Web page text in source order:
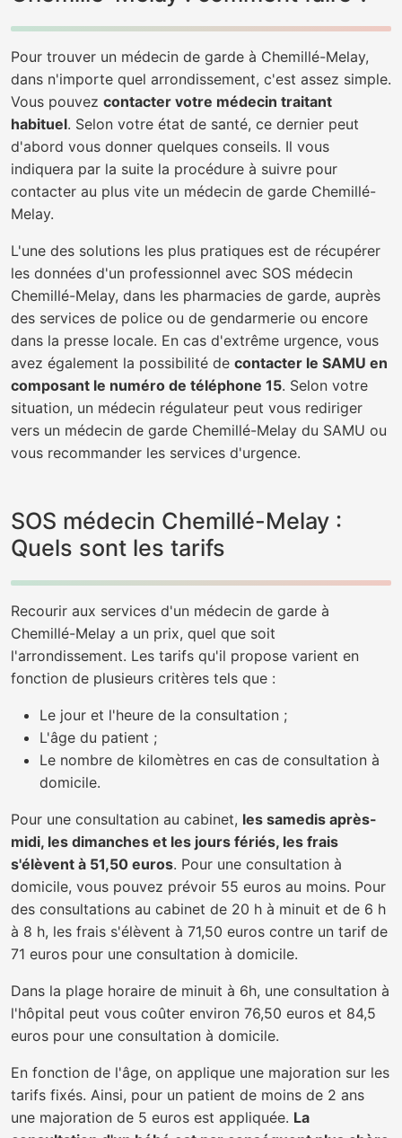
Pour trouver un médecin de garde à Chemillé-Melay,
dans n'importe quel arrondissement, c'est assez simple.
Vous pouvez contacter votre médecin traitant
habituel. Selon votre état de santé, ce dernier peut
d'abord vous donner quelques conseils. Il vous
indiquera par la suite la procédure à suivre pour
contacter au plus vite un médecin de garde Chemillé-
Melay.
L'une des solutions les plus pratiques est de récupérer
les données d'un professionnel avec SOS médecin
Chemillé-Melay, dans les pharmacies de garde, auprès
des services de police ou de gendarmerie ou encore
dans la presse locale. En cas d'extrême urgence, vous
avez également la possibilité de contacter le SAMU en
composant le numéro de téléphone 15. Selon votre
situation, un médecin régulateur peut vous rediriger
vers un médecin de garde Chemillé-Melay du SAMU ou
vous recommander les services d'urgence.
SOS médecin Chemillé-Melay :
Quels sont les tarifs
Recourir aux services d'un médecin de garde à
Chemillé-Melay a un prix, quel que soit
l'arrondissement. Les tarifs qu'il propose varient en
fonction de plusieurs critères tels que :
Le jour et l'heure de la consultation ;
L'âge du patient ;
Le nombre de kilomètres en cas de consultation à
domicile.
Pour une consultation au cabinet, les samedis après-
midi, les dimanches et les jours fériés, les frais
s'élèvent à 51,50 euros. Pour une consultation à
domicile, vous pouvez prévoir 55 euros au moins. Pour
des consultations au cabinet de 20 h à minuit et de 6 h
à 8 h, les frais s'élèvent à 71,50 euros contre un tarif de
71 euros pour une consultation à domicile.
Dans la plage horaire de minuit à 6h, une consultation à
l'hôpital peut vous coûter environ 76,50 euros et 84,5
euros pour une consultation à domicile.
En fonction de l'âge, on applique une majoration sur les
tarifs fixés. Ainsi, pour un patient de moins de 2 ans
une majoration de 5 euros est appliquée. La